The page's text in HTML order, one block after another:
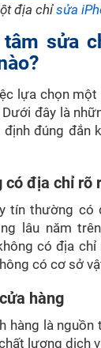
địa chỉsửa
tâm sửa
lựa chọn
đây là
định đúng đắn
có địa chỉ rõ
tín thường có
lâu năm
có địa
có cơ sở
hàng
hàng là
lượng dịch